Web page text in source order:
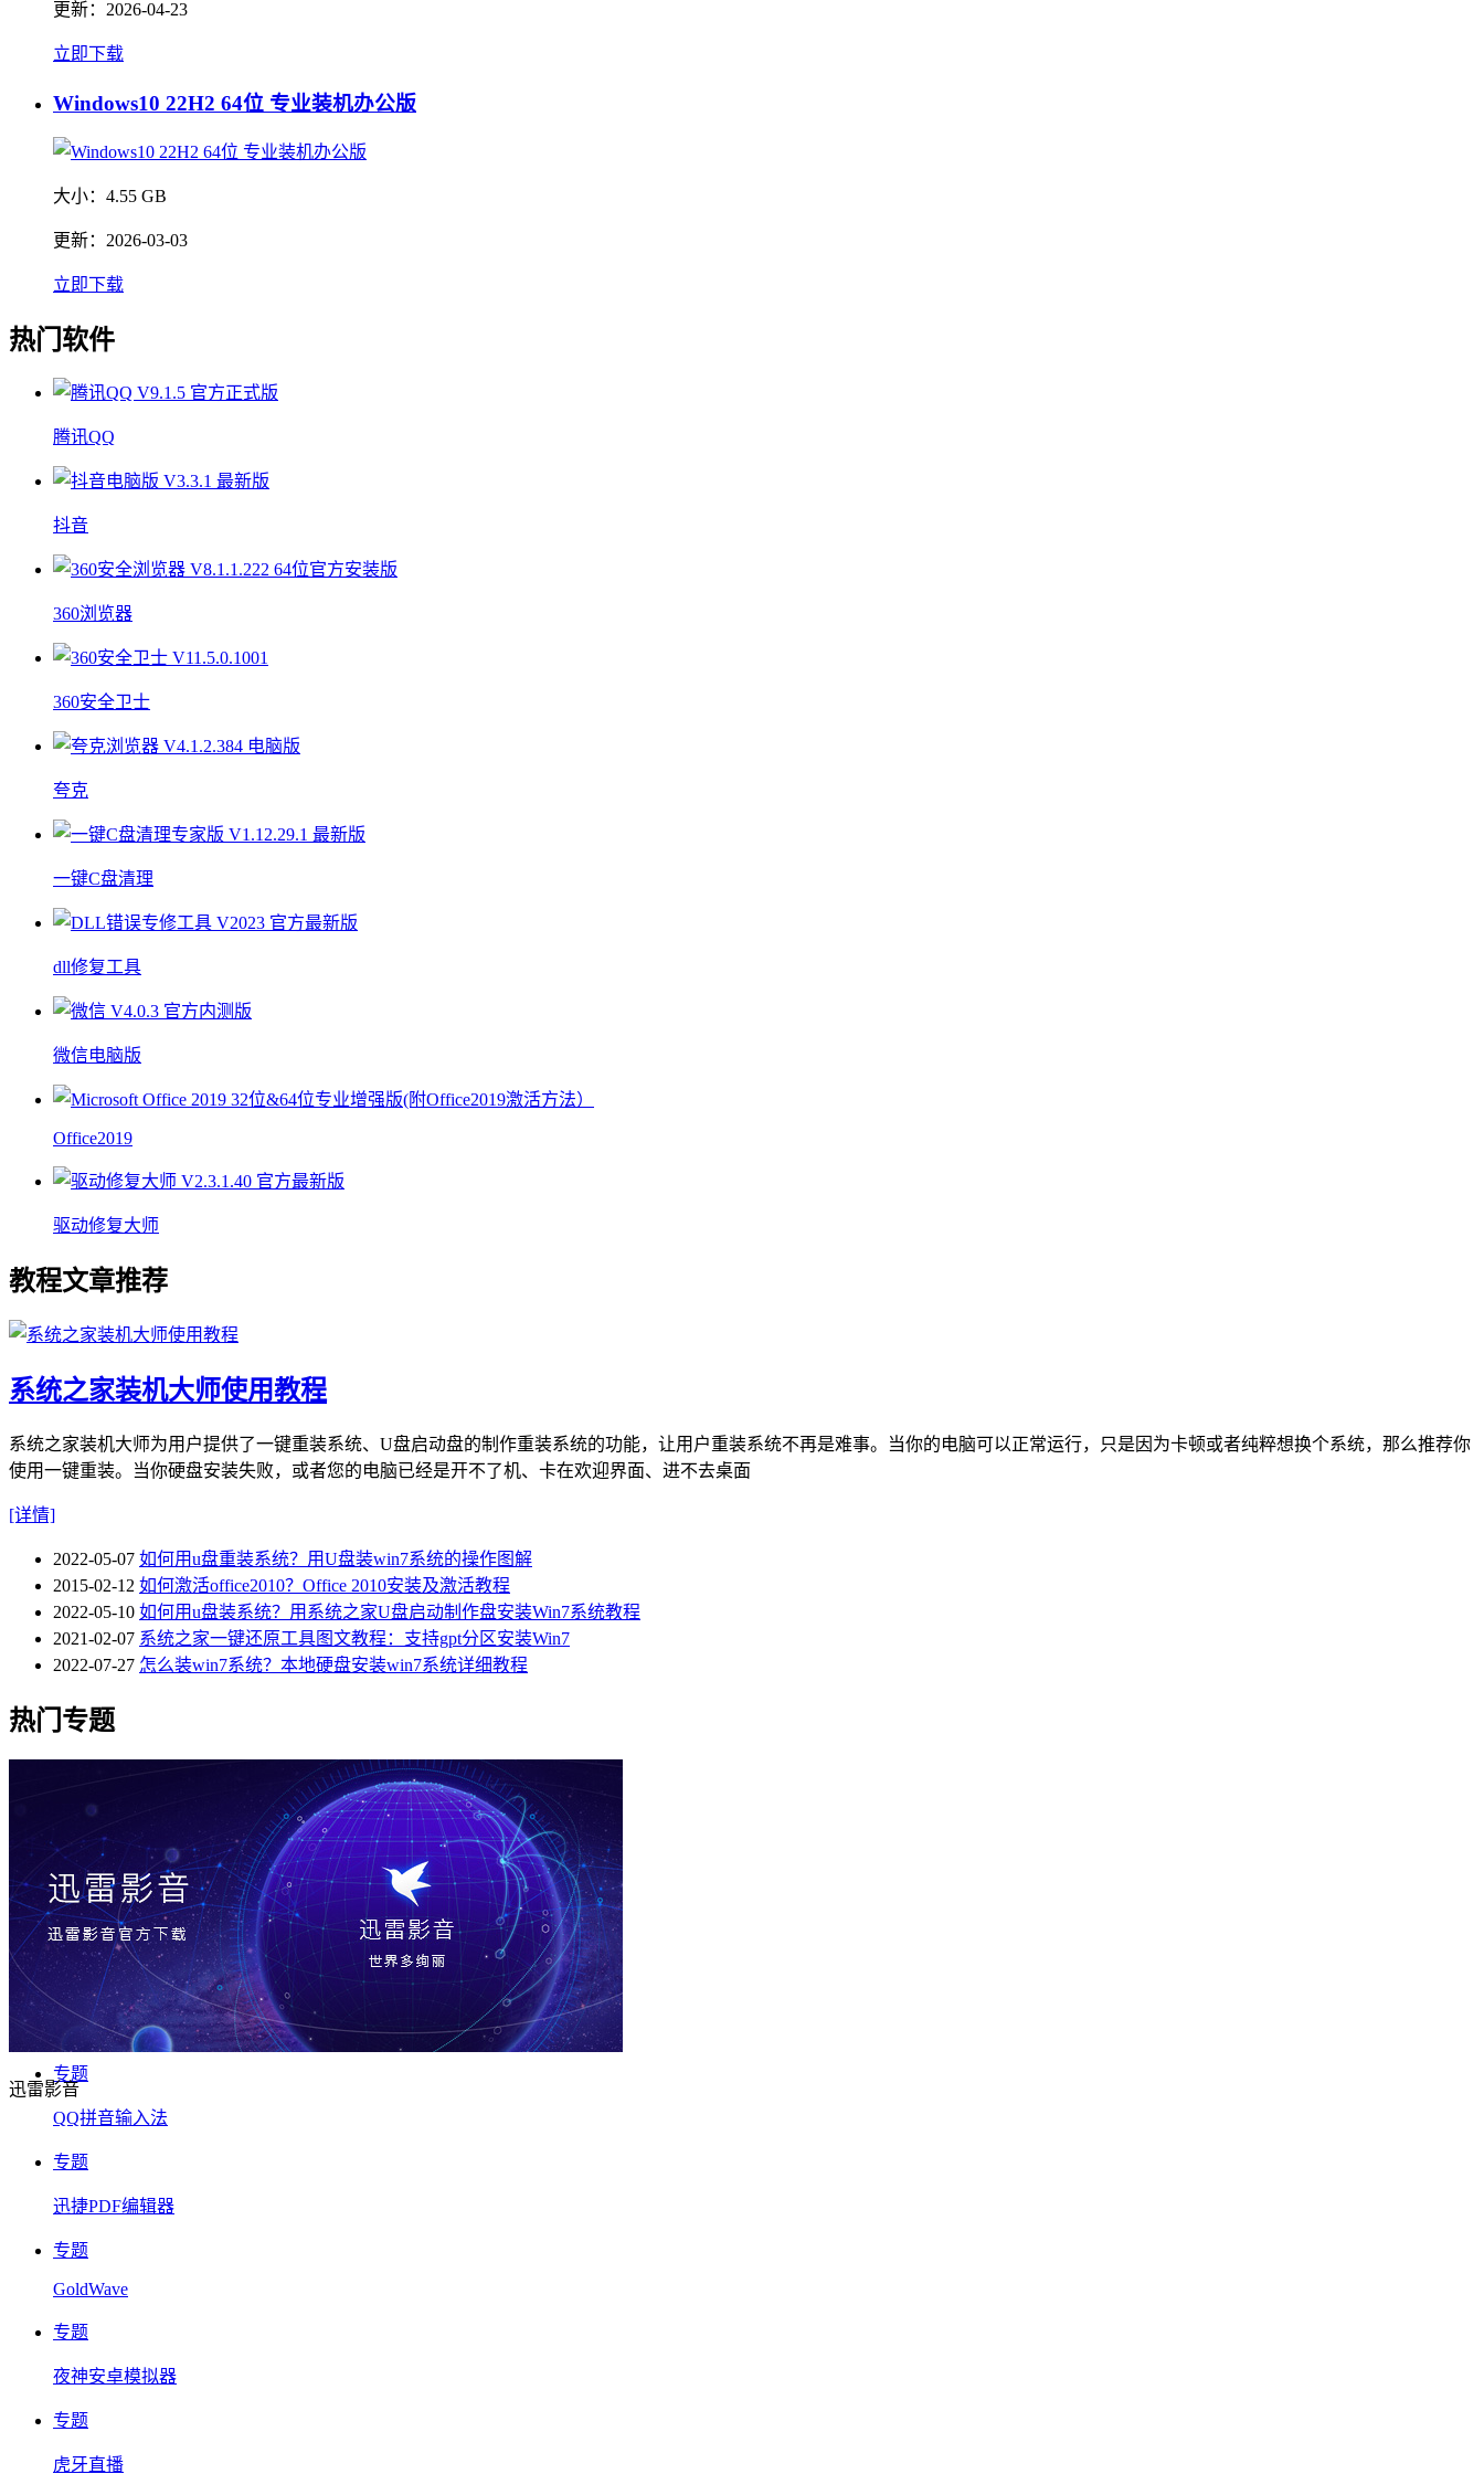
更新： 2026-04-23
立即下载
Windows10 22H2 64位 专业装机办公版
大小： 4.55 GB
更新： 2026-03-03
立即下载
热门软件
腾讯QQ
抖音
360浏览器
360安全卫士
夸克
一键C盘清理
dll修复工具
微信电脑版
Office2019
驱动修复大师
教程文章推荐
系统之家装机大师使用教程
系统之家装机大师为用户提供了一键重装系统、U盘启动盘的制作重装系统的功能，让用户重装系统不再是难事。当你的电脑可以正常运行，只是因为卡顿或者纯粹想换个系统，那么推荐你
使用一键重装。当你硬盘安装失败，或者您的电脑已经是开不了机、卡在欢迎界面、进不去桌面
[详情]
2022-05-07 如何用u盘重装系统？用U盘装win7系统的操作图解
2015-02-12 如何激活office2010？Office 2010安装及激活教程
2022-05-10 如何用u盘装系统？用系统之家U盘启动制作盘安装Win7系统教程
2021-02-07 系统之家一键还原工具图文教程：支持gpt分区安装Win7
2022-07-27 怎么装win7系统？本地硬盘安装win7系统详细教程
热门专题
迅雷影音
专题
QQ拼音输入法
专题
迅捷PDF编辑器
专题
GoldWave
专题
夜神安卓模拟器
专题
虎牙直播